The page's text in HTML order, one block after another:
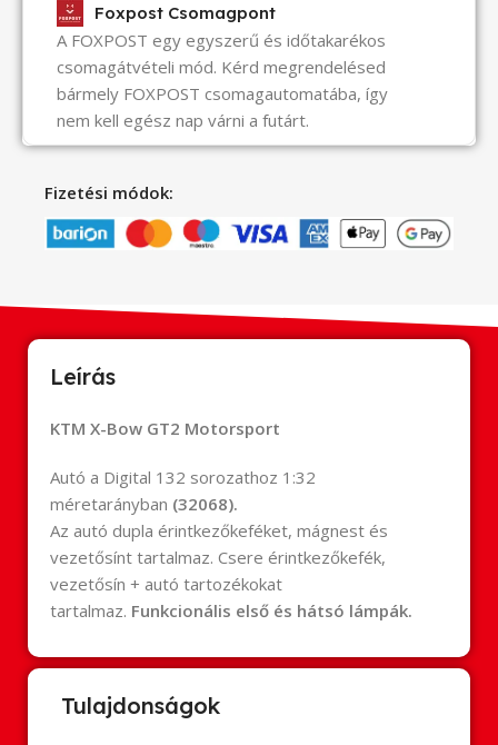
Foxpost Csomagpont
A FOXPOST egy egyszerű és időtakarékos
csomagátvételi mód. Kérd megrendelésed
bármely FOXPOST csomagautomatába, így
nem kell egész nap várni a futárt.
Fizetési módok:
Leírás
KTM X-Bow GT2 Motorsport
Autó a Digital 132 sorozathoz 1:32
méretarányban (32068).
Az autó dupla érintkezőkeféket, mágnest és
vezetősínt tartalmaz. Csere érintkezőkefék,
vezetősín + autó tartozékokat
tartalmaz. Funkcionális első és hátsó lámpák.
Tulajdonságok